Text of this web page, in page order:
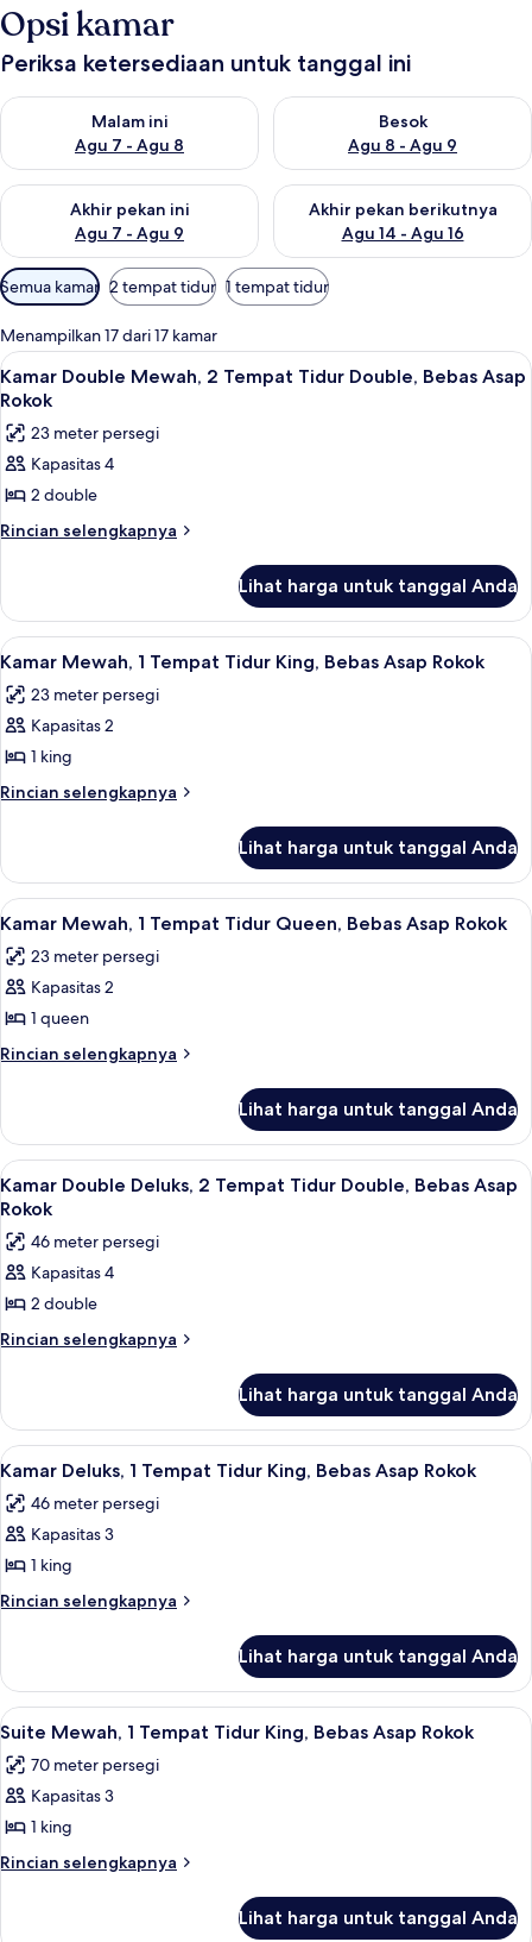
Opsi kamar
Periksa ketersediaan untuk tanggal ini
Malam ini
Agu 7 - Agu 8
Periksa ketersediaan untuk malam ini Agu 7 - Agu 8
Besok
Agu 8 - Agu 9
Periksa ketersediaan untuk
Akhir pekan ini
Agu 7 - Agu 9
Periksa ketersediaan untuk akhir pekan ini Agu 7 - Agu 9
Akhir pekan berikutnya
Agu 14 - Agu 16
Periksa ketersediaan untuk
Filter
tersedia
untuk
kamar
Semua kamar 2 tempat tidur 1 tempat tidur
Menampilkan 17 dari 17 kamar
Lihat
semua
foto
untuk
Kamar
Double
Mewah,
Tidur
Double,
Bebas
Asap
Rokok
Kamar Double Mewah, 2 Tempat
2
Kamar Double Mewah, 2 Tempat Tidur Double, Bebas Asap
Rokok
23 meter persegi
Kapasitas 4
2 double
Rincian selengkapnya
Rincian
Kamar
Double
Mewah,
Tempat
Tidur
Bebas
Asap
Rokok
Lihat harga untuk tanggal Anda
Lihat
semua
foto
untuk
Kamar
Mewah,
Tidur
King,
Bebas
Asap
Rokok
Seprai premium, bantalan ekstra
3
Kamar Mewah, 1 Tempat Tidur King, Bebas Asap Rokok
23 meter persegi
Kapasitas 2
1 king
Rincian selengkapnya
Rincian
Kamar
Mewah,
1
Tidur
King,
Asap
Rokok
Lihat harga untuk tanggal Anda
Lihat
semua
foto
untuk
Kamar
Mewah,
Tidur
Queen,
Bebas
Asap
Rokok
Seprai premium, bantalan ekstra
3
Kamar Mewah, 1 Tempat Tidur Queen, Bebas Asap Rokok
23 meter persegi
Kapasitas 2
1 queen
Rincian selengkapnya
Rincian
Kamar
Mewah,
1
Tempat
Queen,
Bebas
Rokok
Lihat harga untuk tanggal Anda
Lihat
semua
foto
untuk
Kamar
Double
Deluks,
Tidur
Double,
Bebas
Asap
Rokok
Kamar Double Deluks, 2 Tempat
2
Kamar Double Deluks, 2 Tempat Tidur Double, Bebas Asap
Rokok
46 meter persegi
Kapasitas 4
2 double
Rincian selengkapnya
Rincian
Kamar
Double
Deluks,
Tempat
Tidur
Bebas
Asap
Rokok
Lihat harga untuk tanggal Anda
Lihat
semua
foto
untuk
Kamar
Deluks,
Tidur
King,
Bebas
Asap
Rokok
Kamar Deluks, 1 Tempat Tidur King,
3
Kamar Deluks, 1 Tempat Tidur King, Bebas Asap Rokok
46 meter persegi
Kapasitas 3
1 king
Rincian selengkapnya
Rincian
Kamar
Deluks,
1
Tidur
King,
Asap
Rokok
Lihat harga untuk tanggal Anda
Lihat
semua
foto
untuk
Suite
Mewah,
Suite Mewah, 1 Tempat Tidur King,
4
Suite Mewah, 1 Tempat Tidur King, Bebas Asap Rokok
70 meter persegi
Kapasitas 3
1 king
Rincian selengkapnya
Rincian
Lihat harga untuk tanggal Anda